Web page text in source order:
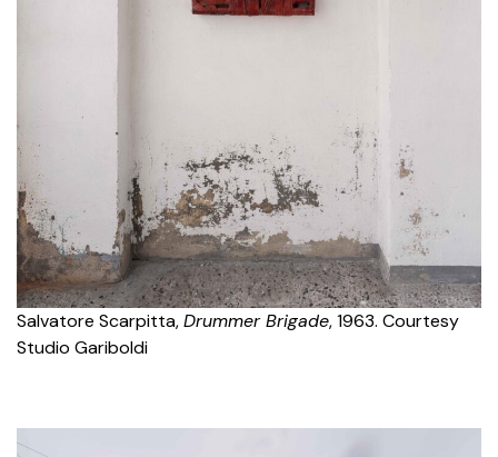
Salvatore Scarpitta,Drummer Brigade, 1963. Courtesy
Studio Gariboldi